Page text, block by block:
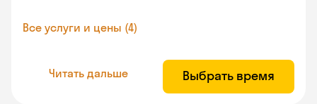
Все услуги и цены (4)
Читать дальше Выбрать время